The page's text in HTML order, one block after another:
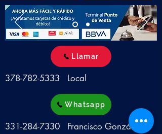
Llamar
378-782-5333 Local
Whatsapp
331-284-7330 Francisco González